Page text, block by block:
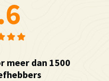
meer dan 1500